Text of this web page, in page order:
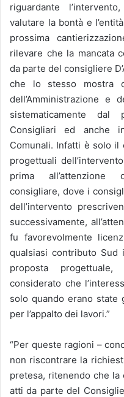
riguardante
valutare la bontà e
prossima
rilevare che la mancata
da parte del consigliere
che lo stesso mostra
dell’Amministrazione e
sistematicamente dal
Consigliari ed anche
Comunali. Infatti è solo
progettuali
prima all’attenzione
consigliare, dove i
dell’intervento
successivamente,
fu favorevolmente
qualsiasi contributo Sud
proposta
considerato che
solo quando erano state
per l’appalto dei lavori.”
“Per queste ragioni –
non riscontrare la
pretesa, ritenendo che
atti da parte del